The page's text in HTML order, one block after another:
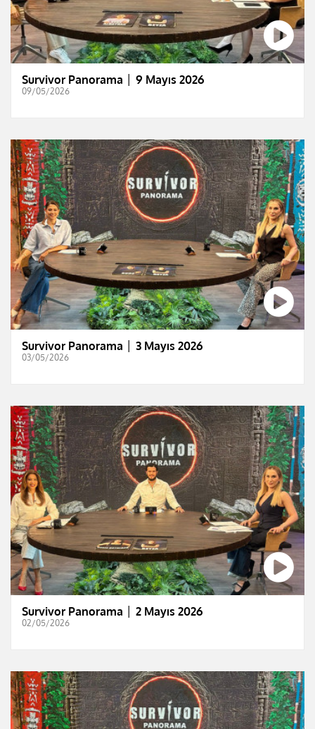
Survivor Panorama │ 9 Mayıs 2026
09/05/2026
Survivor Panorama │ 3 Mayıs 2026
03/05/2026
Survivor Panorama │ 2 Mayıs 2026
02/05/2026